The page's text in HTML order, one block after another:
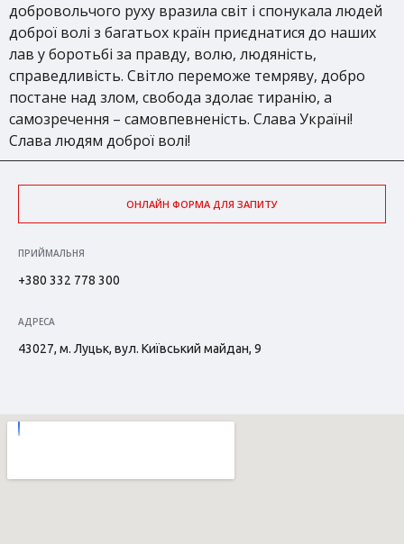
добровольчого руху вразила світ і спонукала людей
доброї волі з багатьох країн приєднатися до наших
лав у боротьбі за правду, волю, людяність,
справедливість. Світло переможе темряву, добро
постане над злом, свобода здолає тиранію, а
самозречення – самовпевненість. Слава Україні!
Слава людям доброї волі!
ОНЛАЙН ФОРМА ДЛЯ ЗАПИТУ
ПРИЙМАЛЬНЯ
+380 332 778 300
АДРЕСА
43027, м. Луцьк, вул. Київський майдан, 9